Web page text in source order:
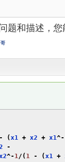
题和描述，
- (x1 + x2 + x1^-
-
^- 1/( 1 - (x1 +